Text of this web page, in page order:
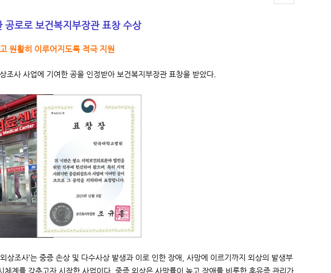
공로로 보건복지부장관 표창 수상
원활히 이루어지도록 적극 지원
사 사업에 기여한 공을 인정받아 보건복지부장관 표창을 받았다.
상조사’는 중증 손상 및 다수사상 발생과 이로 인한 장애, 사망에 이르기까지 외상의 발생부
계를 갖추고자 시작한 사업이다. 중증 외상은 사망률이 높고 장애를 비롯한 후유증 관리가